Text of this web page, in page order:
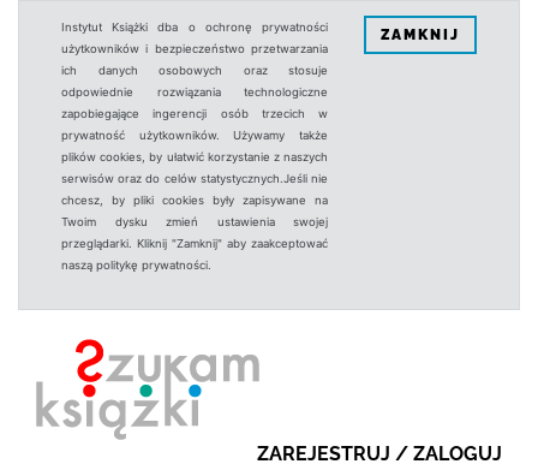
Instytut Książki dba o ochronę prywatności
użytkowników i bezpieczeństwo przetwarzania
ich danych osobowych oraz stosuje
odpowiednie rozwiązania technologiczne
zapobiegające ingerencji osób trzecich w
prywatność użytkowników. Używamy także
plików cookies, by ułatwić korzystanie z naszych
serwisów oraz do celów statystycznych.Jeśli nie
chcesz, by pliki cookies były zapisywane na
Twoim dysku zmień ustawienia swojej
przeglądarki. Kliknij "Zamknij" aby zaakceptować
naszą politykę prywatności.
ZAMKNIJ
ZAREJESTRUJ / ZALOGUJ